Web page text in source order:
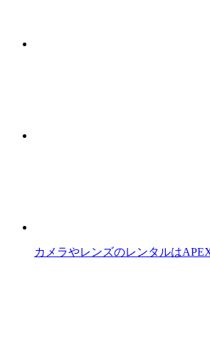
カメラやレンズのレンタルは